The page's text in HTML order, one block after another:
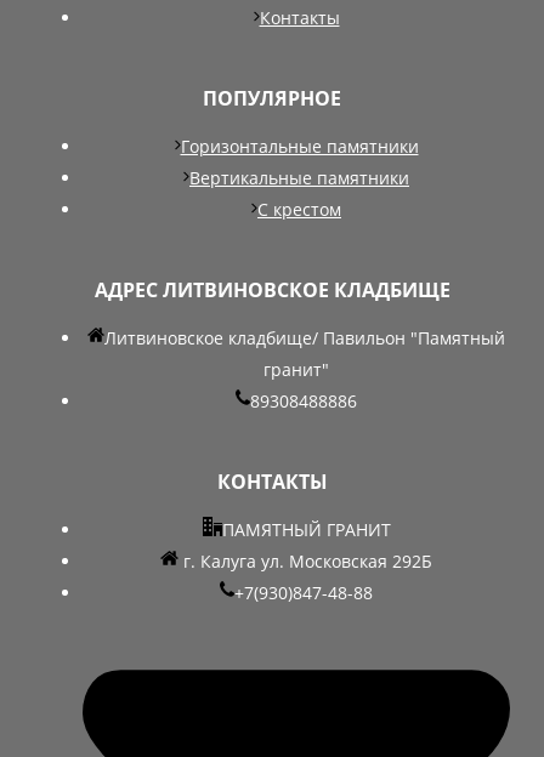
Контакты
ПОПУЛЯРНОЕ
Горизонтальные памятники
Вертикальные памятники
С крестом
АДРЕС ЛИТВИНОВСКОЕ КЛАДБИЩЕ
Литвиновское кладбище/ Павильон "Памятный
гранит"
89308488886
КОНТАКТЫ
ПАМЯТНЫЙ ГРАНИТ
г. Калуга ул. Московская 292Б
+7(930)847-48-88